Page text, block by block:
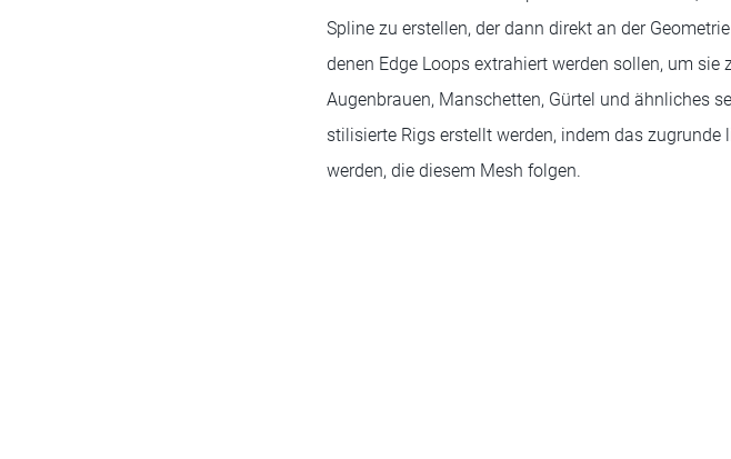
Spline zu erstellen, der dann direkt an der
denen Edge Loops extrahiert werden sollen, um
Augenbrauen, Manschetten, Gürtel und ähnliches
stilisierte Rigs erstellt werden, indem das
werden, die diesem Mesh folgen.